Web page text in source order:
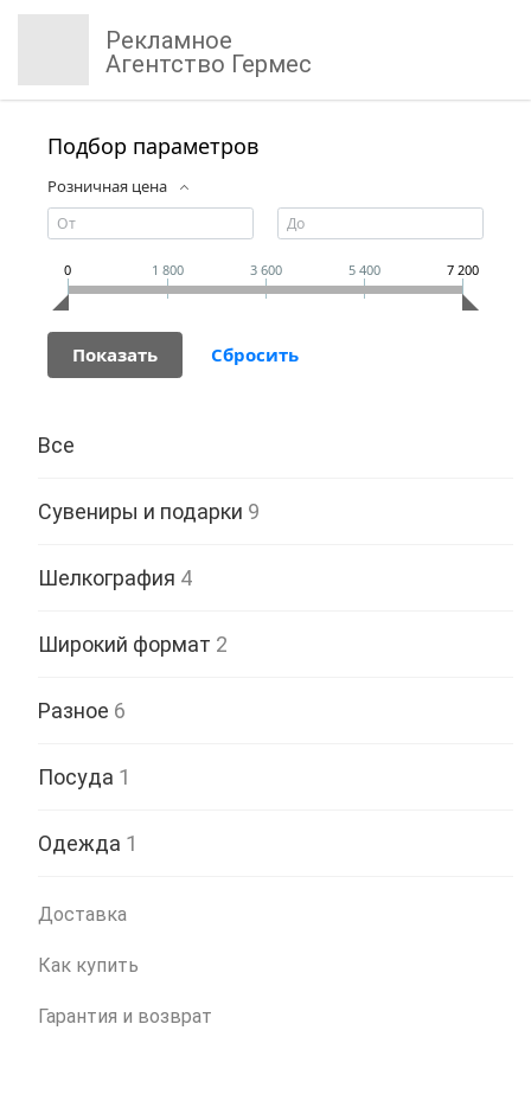
Рекламное
Агентство Гермес
Подбор параметров
Розничная цена
0 1 800 3 600 5 400 7 200
Все
Сувениры и подарки 9
Шелкография 4
Широкий формат 2
Разное 6
Посуда 1
Одежда 1
Доставка
Как купить
Гарантия и возврат